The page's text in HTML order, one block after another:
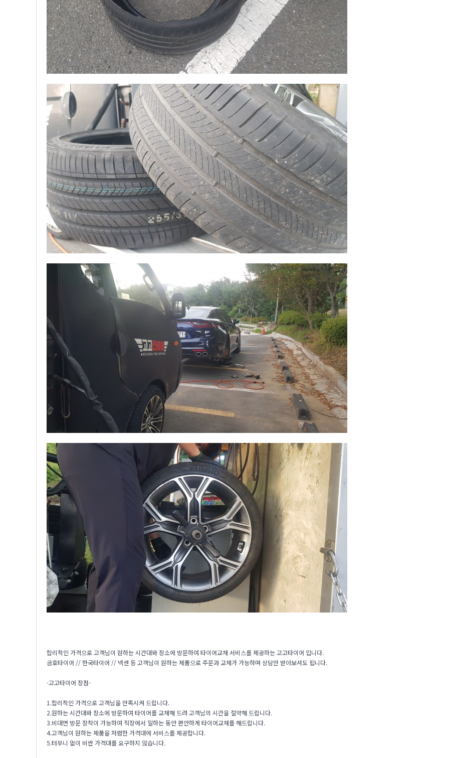
합리적인 가격으로 고객님이 원하는 시간대와 장소에 방문하여 타이어교체 서비스를 제공하는 고고타이어 입니다.
금호타이어 // 한국타이어 // 넥센 등 고객님이 원하는 제품으로 주문과 교체가 가능하며 상담만 받아보셔도 됩니다.
-고고타이어 장점-
1.합리적인 가격으로 고객님을 만족시켜 드립니다.
2.원하는 시간대와 장소에 방문하여 타이어를 교체해 드려 고객님의 시간을 절약해 드립니다.
3.비대면 방문 장착이 가능하여 직장에서 일하는 동안 편안하게 타이어교체를 해드립니다.
4.고객님이 원하는 제품을 저렴한 가격대에 서비스를 제공합니다.
5.터무니 없이 비싼 가격대를 요구하지 않습니다.